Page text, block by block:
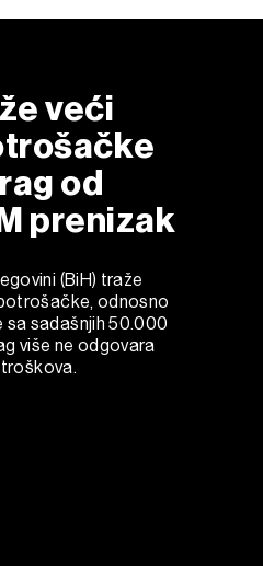
veći
od
prenizak
(BiH) traže
odnosno
sa sadašnjih 50.000
više ne odgovara